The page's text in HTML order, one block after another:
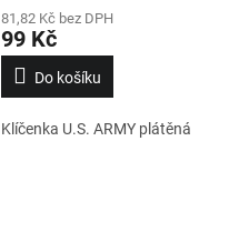
81,82 Kč bez DPH
99 Kč
Do košíku
Klíčenka U.S. ARMY plátěná